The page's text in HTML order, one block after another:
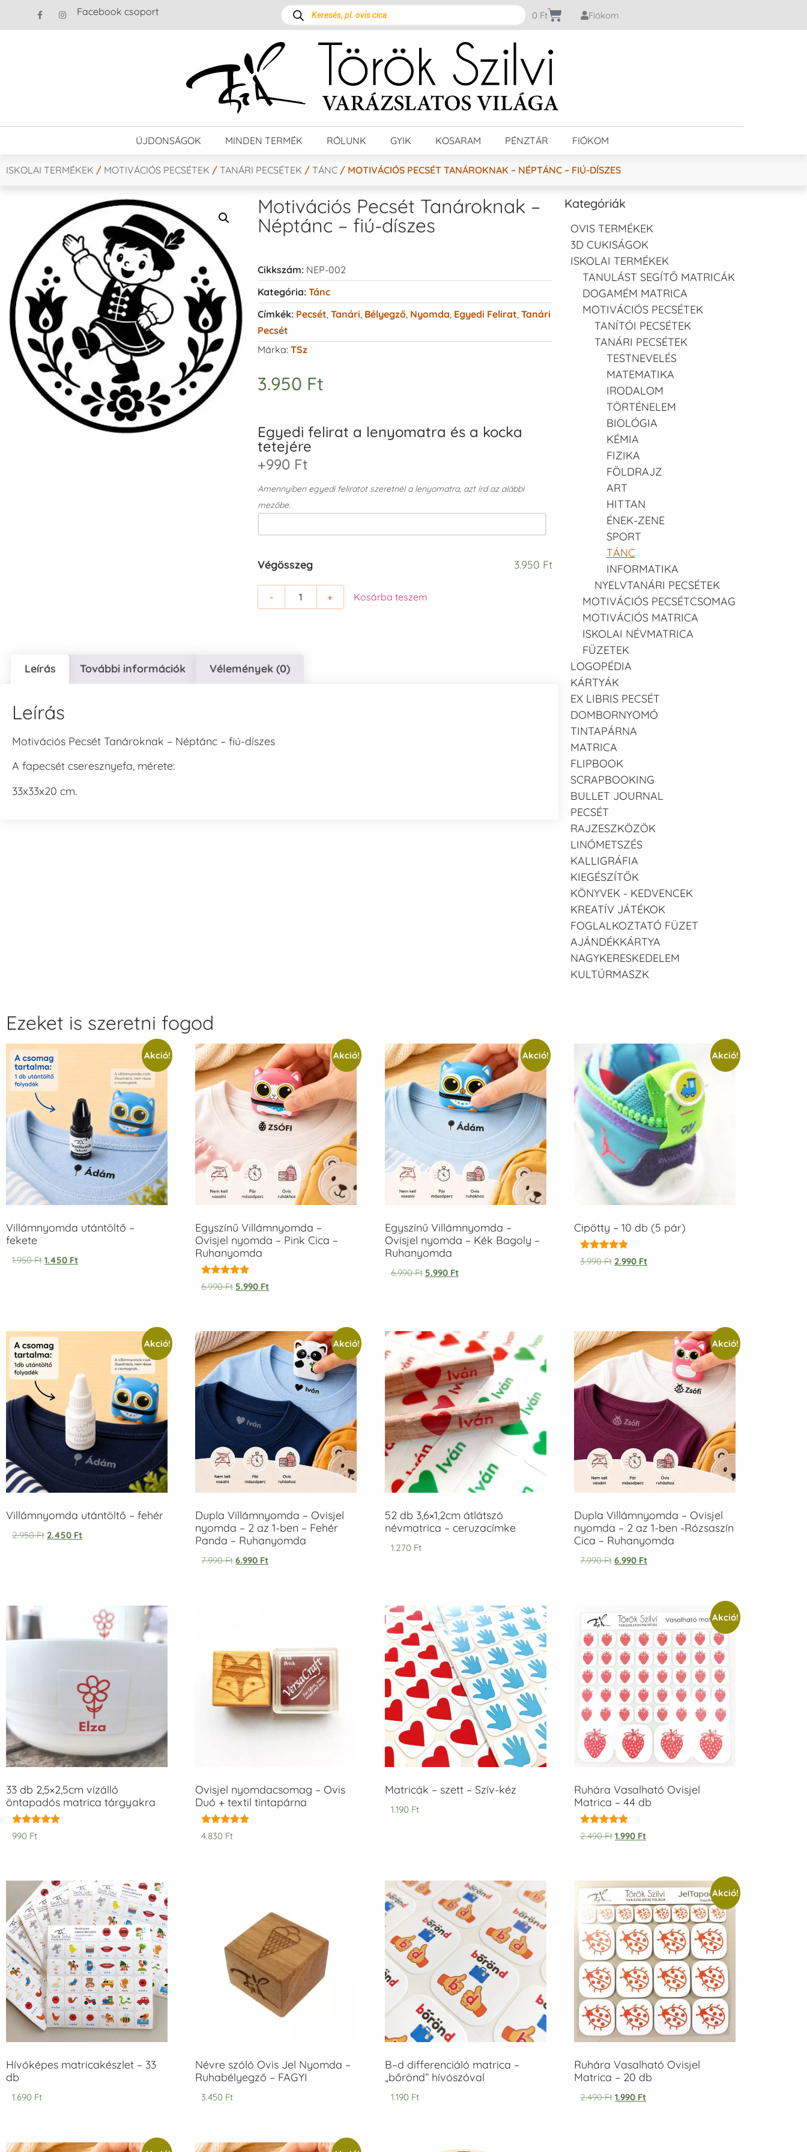
Facebook csoport 0 Ft Fiókom
ÚJDONSÁGOK MINDEN TERMÉK RÓLUNK GYIK KOSARAM PÉNZTÁR FIÓKOM
ISKOLAI TERMÉKEK / MOTIVÁCIÓS PECSÉTEK / TANÁRI PECSÉTEK / TÁNC / MOTIVÁCIÓS PECSÉT TANÁROKNAK – NÉPTÁNC – FIÚ-DÍSZES
Motivációs Pecsét Tanároknak –
Néptánc – fiú-díszes
Cikkszám: NEP-002
Kategória: Tánc
Címkék: Pecsét Tanári Bélyegző, Nyomda Egyedi Felirat Tanári
Pecsét
Márka: TSz
3.950 Ft
Egyedi felirat a lenyomatra és a kocka
tetejére
+990 Ft
Amennyiben egyedi feliratot szeretnél a lenyomatra, azt írd az alábbi
mezőbe.
Végösszeg 3.950 Ft
- + Kosárba teszem
Leírás További információk Vélemények (0)
Leírás
Motivációs Pecsét Tanároknak – Néptánc – fiú-díszes
A fapecsét cseresznyefa, mérete:
33x33x20 cm.
Kategóriák
OVIS TERMÉKEK
3D CUKISÁGOK
ISKOLAI TERMÉKEK
TANULÁST SEGÍTŐ MATRICÁK
DOGAMÉM MATRICA
MOTIVÁCIÓS PECSÉTEK
TANÍTÓI PECSÉTEK
TANÁRI PECSÉTEK
TESTNEVELÉS
MATEMATIKA
IRODALOM
TÖRTÉNELEM
BIOLÓGIA
KÉMIA
FIZIKA
FÖLDRAJZ
ART
HITTAN
ÉNEK-ZENE
SPORT
TÁNC
INFORMATIKA
NYELVTANÁRI PECSÉTEK
MOTIVÁCIÓS PECSÉTCSOMAG
MOTIVÁCIÓS MATRICA
ISKOLAI NÉVMATRICA
FÜZETEK
LOGOPÉDIA
KÁRTYÁK
EX LIBRIS PECSÉT
DOMBORNYOMÓ
TINTAPÁRNA
MATRICA
FLIPBOOK
SCRAPBOOKING
BULLET JOURNAL
PECSÉT
RAJZESZKÖZÖK
LINÓMETSZÉS
KALLIGRÁFIA
KIEGÉSZÍTŐK
KÖNYVEK - KEDVENCEK
KREATÍV JÁTÉKOK
FOGLALKOZTATÓ FÜZET
AJÁNDÉKKÁRTYA
NAGYKERESKEDELEM
KULTÚRMASZK
Ezeket is szeretni fogod
Akció!
Villámnyomda utántöltő –
fekete
1.950Ft 1.450 Ft
Akció!
Egyszínű Villámnyomda –
Ovisjel nyomda – Pink Cica –
Ruhanyomda
Értékelés:
5.00
6.990Ft 5.990 Ft
Akció!
Egyszínű Villámnyomda –
Ovisjel nyomda – Kék Bagoly –
Ruhanyomda
6.990Ft 5.990 Ft
Akció!
Cipötty – 10 db (5 pár)
Értékelés:
5.00
3.990Ft 2.990 Ft
Akció!
Villámnyomda utántöltő – fehér
2.950Ft 2.450 Ft
Akció!
Dupla Villámnyomda – Ovisjel
nyomda – 2 az 1-ben – Fehér
Panda – Ruhanyomda
7.990Ft 6.990 Ft
52 db 3,6×1,2cm átlátszó
névmatrica – ceruzacímke
1.270 Ft
Akció!
Dupla Villámnyomda – Ovisjel
nyomda – 2 az 1-ben -Rózsaszín
Cica – Ruhanyomda
7.990Ft 6.990 Ft
33 db 2,5×2,5cm vízálló
öntapadós matrica tárgyakra
Értékelés:
5.00
990 Ft
Ovisjel nyomdacsomag – Ovis
Duó + textil tintapárna
Értékelés:
5.00
4.830 Ft
Matricák – szett – Szív-kéz
1.190 Ft
Akció!
Ruhára Vasalható Ovisjel
Matrica – 44 db
Értékelés:
5.00
2.490Ft 1.990 Ft
Hívóképes matricakészlet – 33
db
1.690 Ft
Névre szóló Ovis Jel Nyomda –
Ruhabélyegző – FAGYI
3.450 Ft
B–d differenciáló matrica –
„bőrönd” hívószóval
1.190 Ft
Akció!
Ruhára Vasalható Ovisjel
Matrica – 20 db
2.490Ft 1.990 Ft